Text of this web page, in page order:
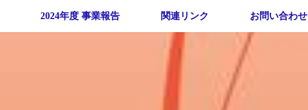
2024年度 事業報告 関連リンク お問い合わせ